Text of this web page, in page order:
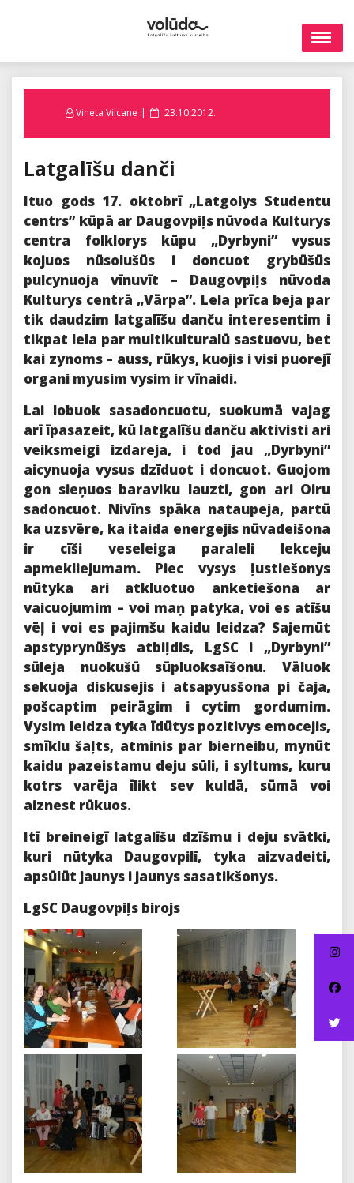
Vineta Vilcane
Posted
23.10.2012.
Latgalīšu danči
Ituo gods 17. oktobrī „Latgolys Studentu
centrs” kūpā ar Daugovpiļs nūvoda Kulturys
centra folklorys kūpu „Dyrbyni” vysus
kojuos nūsolušūs i doncuot grybūšūs
pulcynuoja vīnuvīt – Daugovpiļs nūvoda
Kulturys centrā „Vārpa”. Lela prīca beja par
tik daudzim latgalīšu danču interesentim i
tikpat lela par multikulturalū sastuovu, bet
kai zynoms – auss, rūkys, kuojis i visi puorejī
organi myusim vysim ir vīnaidi.
Lai lobuok sasadoncuotu, suokumā vajag
arī īpasazeit, kū latgalīšu danču aktivisti ari
veiksmeigi izdareja, i tod jau „Dyrbyni”
aicynuoja vysus dzīduot i doncuot. Guojom
gon sieņuos baraviku lauzti, gon ari Oiru
sadoncuot. Nivīns spāka nataupeja, partū
ka uzsvēre, ka itaida energejis nūvadeišona
ir cīši veseleiga paraleli lekceju
apmekliejumam. Piec vysys ļustiešonys
nūtyka ari atkluotuo anketiešona ar
vaicuojumim – voi maņ patyka, voi es atīšu
vēļ i voi es pajimšu kaidu leidza? Sajemūt
apstyprynūšys atbiļdis, LgSC i „Dyrbyni”
sūleja nuokušū sūpluoksaīšonu. Vāluok
sekuoja diskusejis i atsapyusšona pi čaja,
pošcaptim peirāgim i cytim gordumim.
Vysim leidza tyka īdūtys pozitivys emocejis,
smīklu šaļts, atminis par bierneibu, mynūt
kaidu pazeistamu deju sūli, i syltums, kuru
kotrs varēja īlikt sev kuldā, sūmā voi
aiznest rūkuos.
Itī breineigī latgalīšu dzīšmu i deju svātki,
kuri nūtyka Daugovpilī, tyka aizvadeiti,
apsūlūt jaunys i jaunys sasatikšonys.
LgSC Daugovpiļs birojs